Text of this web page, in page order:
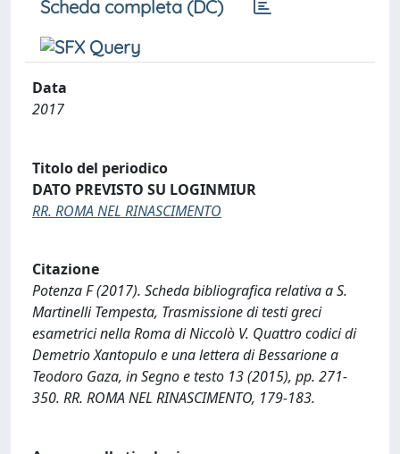
Scheda completa (DC)
Data
2017
Titolo del periodico
DATO PREVISTO SU LOGINMIUR
RR. ROMA NEL RINASCIMENTO
Citazione
Potenza F (2017). Scheda bibliografica relativa a S.
Martinelli Tempesta, Trasmissione di testi greci
esametrici nella Roma di Niccolò V. Quattro codici di
Demetrio Xantopulo e una lettera di Bessarione a
Teodoro Gaza, in Segno e testo 13 (2015), pp. 271-
350. RR. ROMA NEL RINASCIMENTO, 179-183.